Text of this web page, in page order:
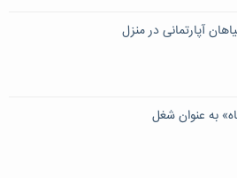
آپارتمانی در منزل
به عنوان شغل